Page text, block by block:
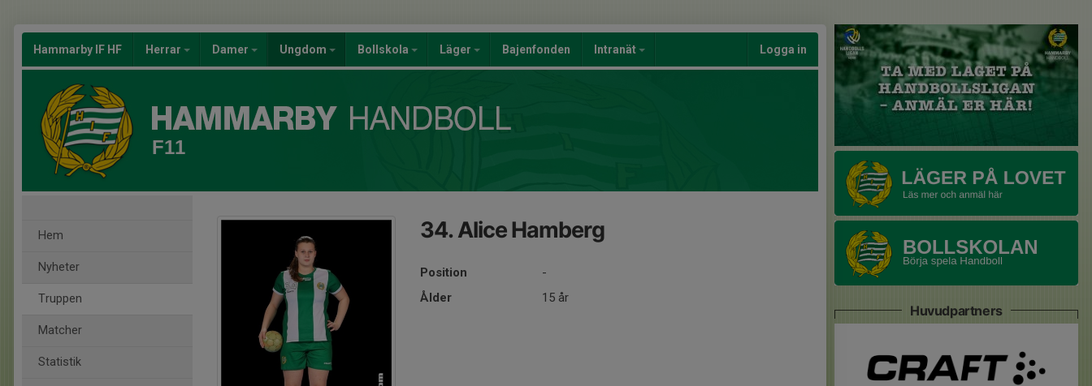
Hammarby IF HF Herrar Damer Ungdom Bollskola Läger Bajenfonden Intranät Logga in
F11
Hem
Nyheter
Truppen
Matcher
Statistik
34. Alice Hamberg
Position
-
Ålder
15 år
Huvudpartners